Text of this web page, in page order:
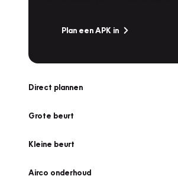
Plan een APK in
Direct plannen
Grote beurt
Kleine beurt
Airco onderhoud